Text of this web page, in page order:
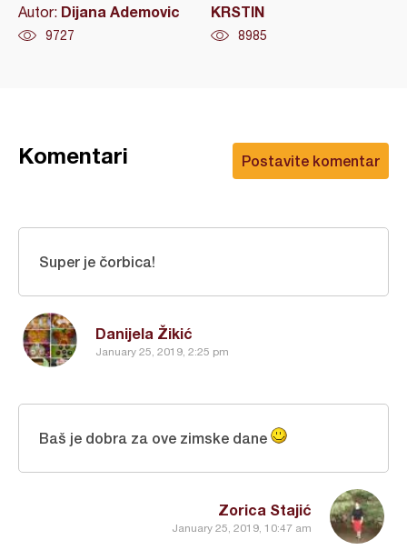
Autor: Dijana Ademovic
9727
KRSTIN
8985
Postavite komentar
Komentari
Danijela Žikić
January 25, 2019, 2:25 pm
Super je čorbica!
Zorica Stajić
January 25, 2019, 10:47 am
Baš je dobra za ove zimske dane